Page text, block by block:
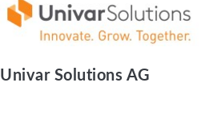
Univar Solutions AG